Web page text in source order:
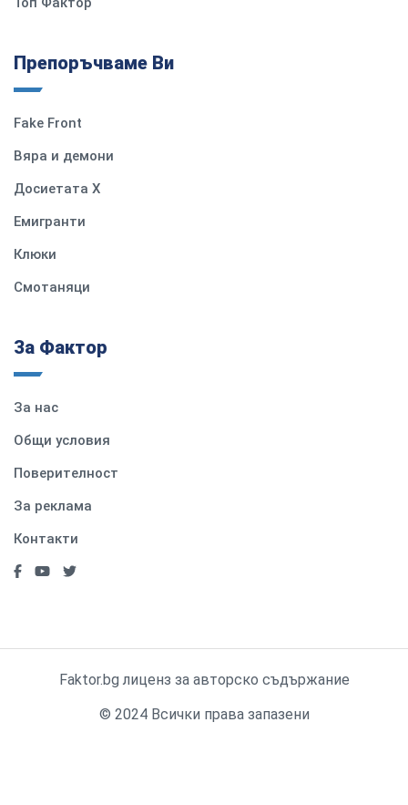
Препоръчваме Ви
Fake Front
Вяра и демони
Досиетата Х
Емигранти
Клюки
Смотаняци
За Фактор
За нас
Общи условия
Поверителност
За реклама
Контакти
Faktor.bg лиценз за авторско съдържание
© 2024 Всички права запазени